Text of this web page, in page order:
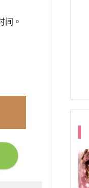
间。